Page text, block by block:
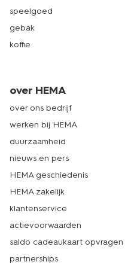
speelgoed
gebak
koffie
over HEMA
over ons bedrijf
werken bij HEMA
duurzaamheid
nieuws en pers
HEMA geschiedenis
HEMA zakelijk
klantenservice
actievoorwaarden
saldo cadeaukaart opvragen
partnerships